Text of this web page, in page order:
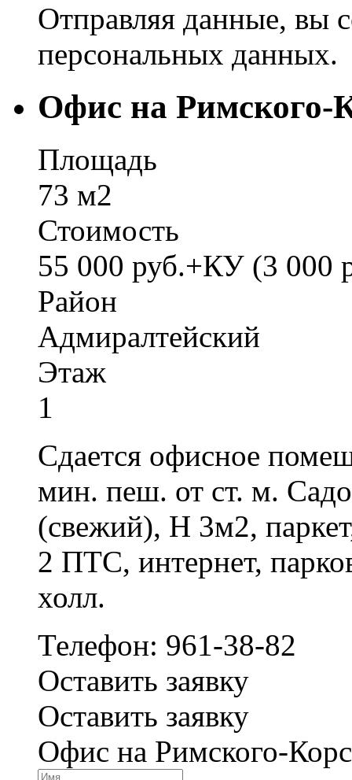
Отправляя данные, вы
персональных данных.
Офис на Римского-
Площадь
73 м2
Стоимость
55 000 руб.+КУ (3 000
Район
Адмиралтейский
Этаж
1
Сдается офисное
мин. пеш. от ст. м.
(свежий), H 3м2,
2 ПТС, интернет,
холл.
Телефон: 961-38-82
Оставить заявку
Оставить заявку
Офис на Римского-